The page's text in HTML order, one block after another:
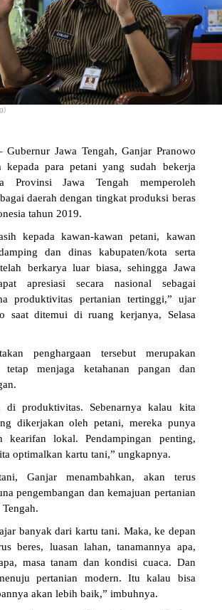
Gubernur Jawa Tengah, Ganjar Pranowo
kepada para petani yang sudah bekerja
Provinsi Jawa Tengah memperoleh
daerah dengan tingkat produksi beras
tahun 2019.
kepada kawan-kawan petani, kawan
dan dinas kabupaten/kota serta
berkarya luar biasa, sehingga Jawa
apresiasi secara nasional sebagai
produktivitas pertanian tertinggi,” ujar
saat ditemui di ruang kerjanya, Selasa
penghargaan tersebut merupakan
tetap menjaga ketahanan pangan dan
di produktivitas. Sebenarnya kalau kita
dikerjakan oleh petani, mereka punya
kearifan lokal. Pendampingan penting,
optimalkan kartu tani,” ungkapnya.
Ganjar menambahkan, akan terus
pengembangan dan kemajuan pertanian
banyak dari kartu tani. Maka, ke depan
beres, luasan lahan, tanamannya apa,
masa tanam dan kondisi cuaca. Dan
pertanian modern. Itu kalau bisa
akan lebih baik,” imbuhnya.